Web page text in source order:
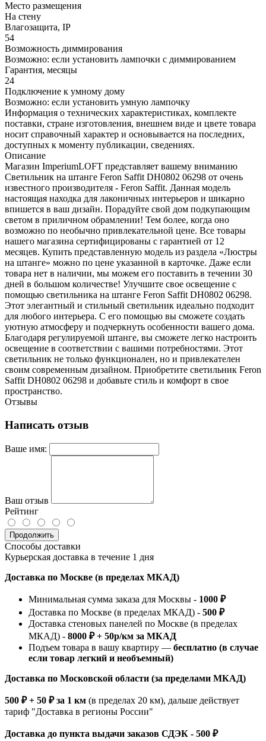
Место размещения
На стену
Влагозащита, IP
54
Возможность диммирования
Возможно: если установить лампочки с диммированием
Гарантия, месяцы
24
Подключение к умному дому
Возможно: если установить умную лампочку
Информация о технических характеристиках, комплекте
поставки, стране изготовления, внешнем виде и цвете товара
носит справочный характер и основывается на последних,
доступных к моменту публикации, сведениях.
Описание
Магазин ImperiumLOFT представляет вашему вниманию
Светильник на штанге Feron Saffit DH0802 06298 от очень
известного производителя - Feron Saffit. Данная модель
настоящая находка для лаконичных интерьеров и шикарно
впишется в ваш дизайн. Порадуйте свой дом подкупающим
светом в приличном обрамлении! Тем более, когда оно
возможно по необычно привлекательной цене. Все товары
нашего магазина сертифицированы с гарантией от 12
месяцев. Купить представленную модель из раздела «Люстры
на штанге» можно по цене указанной в карточке. Даже если
товара нет в наличии, мы можем его поставить в течении 30
дней в большом количестве! Улучшите свое освещение с
помощью светильника на штанге Feron Saffit DH0802 06298.
Этот элегантный и стильный светильник идеально подходит
для любого интерьера. С его помощью вы сможете создать
уютную атмосферу и подчеркнуть особенности вашего дома.
Благодаря регулируемой штанге, вы сможете легко настроить
освещение в соответствии с вашими потребностями. Этот
светильник не только функционален, но и привлекателен
своим современным дизайном. Приобретите светильник Feron
Saffit DH0802 06298 и добавьте стиль и комфорт в свое
пространство.
Отзывы
Написать отзыв
Ваше имя:
Ваш отзыв
Рейтинг
Продолжить
Способы доставки
Курьерская доставка в течение 1 дня
Доставка по Москве (в пределах МКАД)
Минимальная сумма заказа для Москвы - 1000 ₽
Доставка по Москве (в пределах МКАД) - 500 ₽
Доставка стеновых панелей по Москве (в пределах
МКАД) - 8000 ₽ + 50р/км за МКАД
Подъем товара в вашу квартиру — бесплатно (в случае
если товар легкий и необъемный)
Доставка по Московской области (за пределами МКАД)
500 ₽ + 50 ₽ за 1 км (в пределах 20 км), дальше действует
тариф "Доставка в регионы России"
Доставка до пункта выдачи заказов СДЭК - 500 ₽